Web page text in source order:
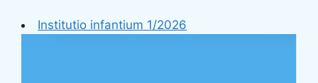
Institutio infantium 1/2026